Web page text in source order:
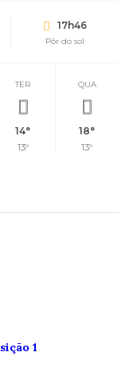
17h46
Pôr do sol
TER
14°
13°
QUA
18°
13°